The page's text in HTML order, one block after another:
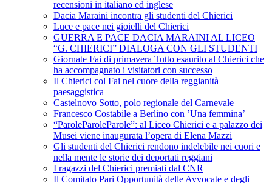
recensioni in italiano ed inglese
Dacia Maraini incontra gli studenti del Chierici
Luce e pace nei gioielli del Chierici
GUERRA E PACE DACIA MARAINI AL LICEO
“G. CHIERICI” DIALOGA CON GLI STUDENTI
Giornate Fai di primavera Tutto esaurito al Chierici che
ha accompagnato i visitatori con successo
Il Chierici col Fai nel cuore della reggianità
paesaggistica
Castelnovo Sotto, polo regionale del Carnevale
Francesco Costabile a Berlino con ’Una femmina’
“ParoleParoleParole”: al Liceo Chierici e a palazzo dei
Musei viene inaugurata l’opera di Elena Mazzi
Gli studenti del Chierici rendono indelebile nei cuori e
nella mente le storie dei deportati reggiani
I ragazzi del Chierici premiati dal CNR
Il Comitato Pari Opportunità delle Avvocate e degli